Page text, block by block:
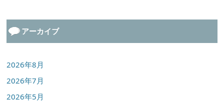
アーカイブ
2026年8月
2026年7月
2026年5月